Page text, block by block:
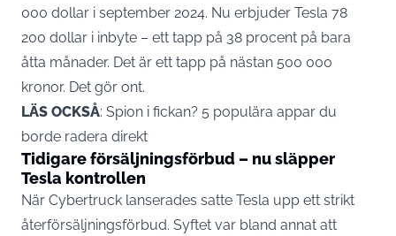
000 dollar i september 2024. Nu erbjuder Tesla 78
200 dollar i inbyte – ett tapp på 38 procent på bara
åtta månader. Det är ett tapp på nästan 500 000
kronor. Det gör ont.
LÄS OCKSÅ: Spion i fickan? 5 populära appar du
borde radera direkt
Tidigare försäljningsförbud – nu släpper
Tesla kontrollen
När Cybertruck lanserades satte Tesla upp ett strikt
återförsäljningsförbud. Syftet var bland annat att